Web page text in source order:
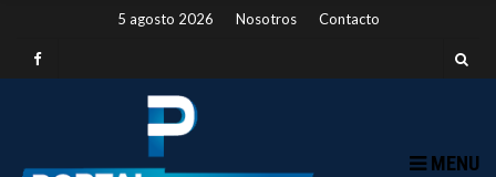
5 agosto 2026 Nosotros Contacto
MENU